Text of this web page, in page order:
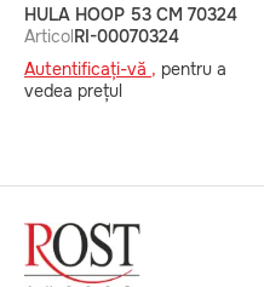
HULA HOOP 53 CM 70324
ArticolRI-00070324
Autentificați-vă , pentru a
vedea prețul